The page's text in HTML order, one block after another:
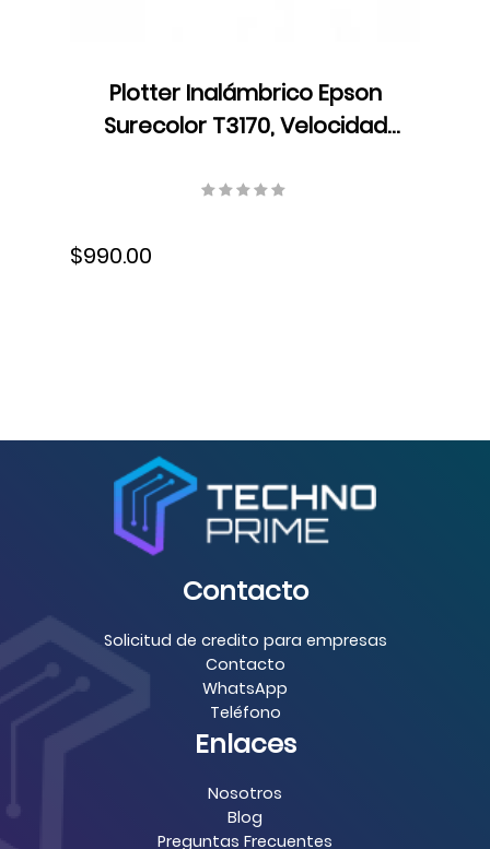
Plotter Inalámbrico Epson
Surecolor T3170, Velocidad
Resolución 2400 x 1200 dpi,
$990.00
Contacto
Solicitud de credito para empresas
Contacto
WhatsApp
Teléfono
Enlaces
Nosotros
Blog
Preguntas Frecuentes